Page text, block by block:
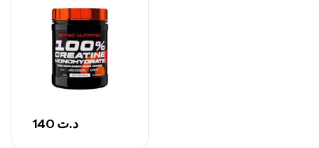
PROTEIN
GH SURGE 90 CAPSULES
د.ت